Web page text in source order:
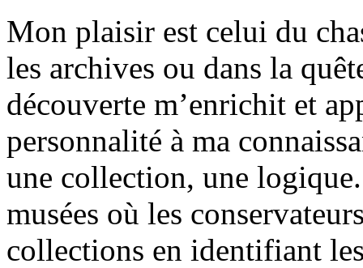
Mon plaisir est celui du
les archives ou dans la
découverte m’enrichit et
personnalité à ma
une collection, une logique.
musées où les
collections en identifiant